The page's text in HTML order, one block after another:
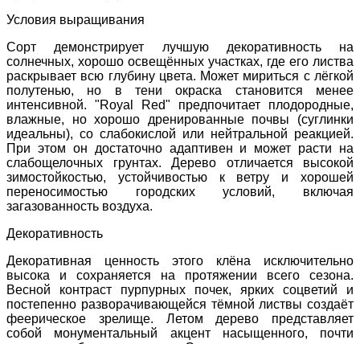
Условия выращивания
Сорт демонстрирует лучшую декоративность на
солнечных, хорошо освещённых участках, где его листва
раскрывает всю глубину цвета. Может мириться с лёгкой
полутенью, но в тени окраска становится менее
интенсивной. "Royal Red" предпочитает плодородные,
влажные, но хорошо дренированные почвы (суглинки
идеальны), со слабокислой или нейтральной реакцией.
При этом он достаточно адаптивен и может расти на
слабощелочных грунтах. Дерево отличается высокой
зимостойкостью, устойчивостью к ветру и хорошей
переносимостью городских условий, включая
загазованность воздуха.
Декоративность
Декоративная ценность этого клёна исключительно
высока и сохраняется на протяжении всего сезона.
Весной контраст пурпурных почек, ярких соцветий и
постепенно разворачивающейся тёмной листвы создаёт
феерическое зрелище. Летом дерево представляет
собой монументальный акцент насыщенного, почти